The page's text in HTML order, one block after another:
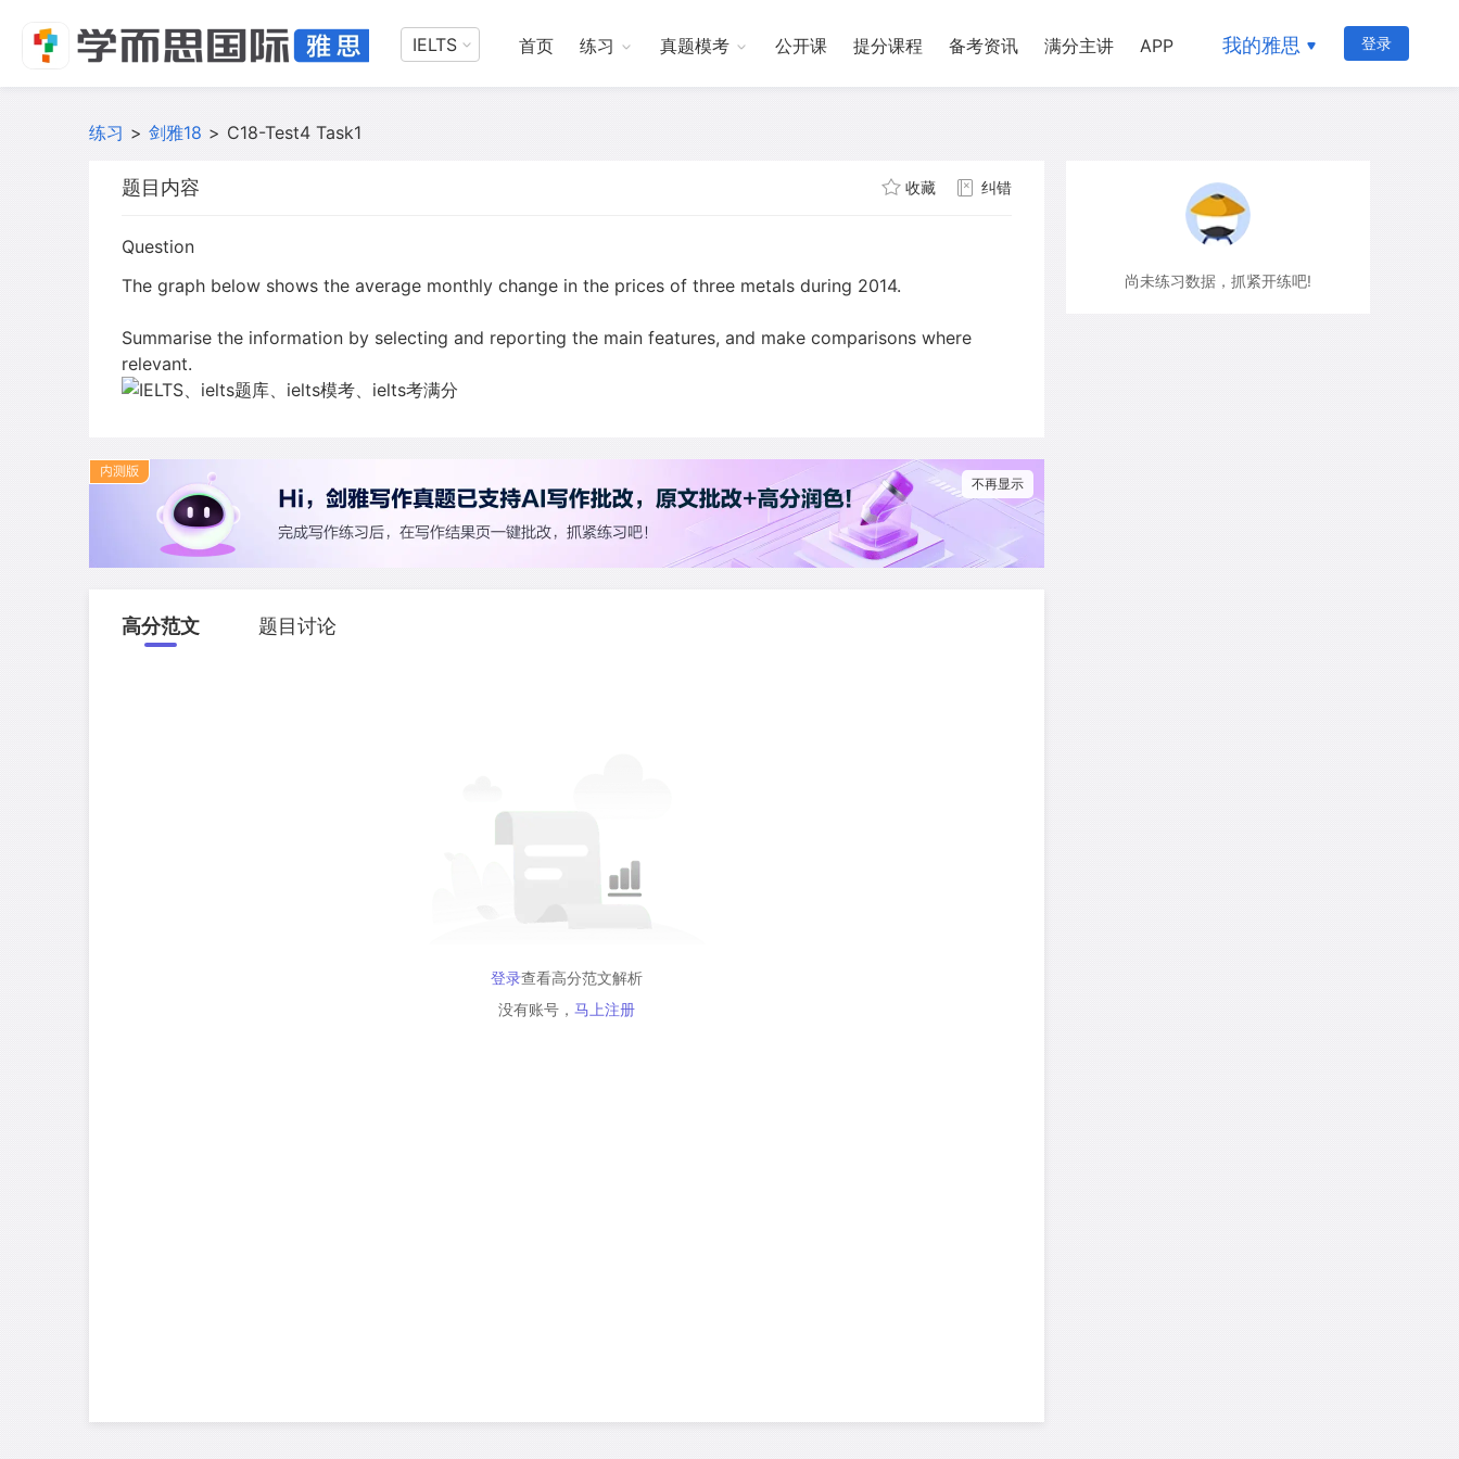
IELTS 首页 练习 真题模考 公开课 提分课程 备考资讯 满分主讲 APP 我的雅思 登录
练习 > 剑雅18 > C18-Test4 Task1
题目内容 收藏 纠错
Question
The graph below shows the average monthly change in the prices of three metals during 2014.
Summarise the information by selecting and reporting the main features, and make comparisons where
relevant.
不再显示
高分范文 题目讨论
登录查看高分范文解析
没有账号， 马上注册
尚未练习数据，抓紧开练吧!